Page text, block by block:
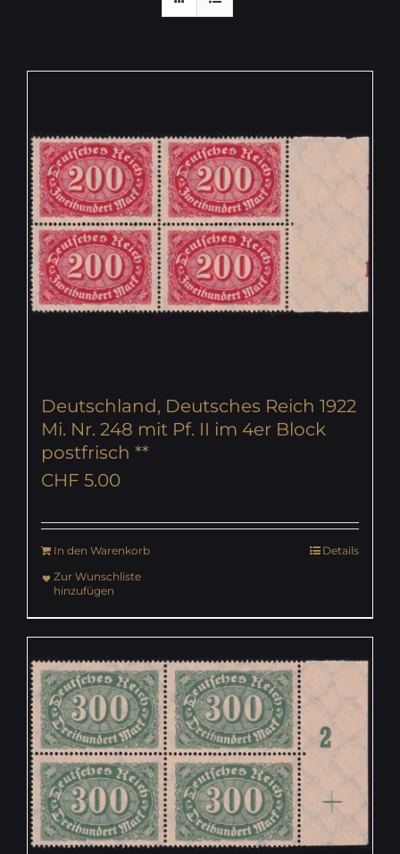
Deutschland, Deutsches Reich 1922
Mi. Nr. 248 mit Pf. II im 4er Block
postfrisch **
CHF 5.00
In den Warenkorb
Details
Zur Wunschliste
hinzufügen